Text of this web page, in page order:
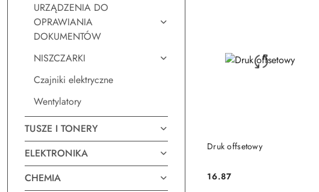
URZĄDZENIA DO
OPRAWIANIA
DOKUMENTÓW
NISZCZARKI
Czajniki elektryczne
Wentylatory
TUSZE I TONERY
ELEKTRONIKA
CHEMIA
Druk offsetowy
Cena:
16.87